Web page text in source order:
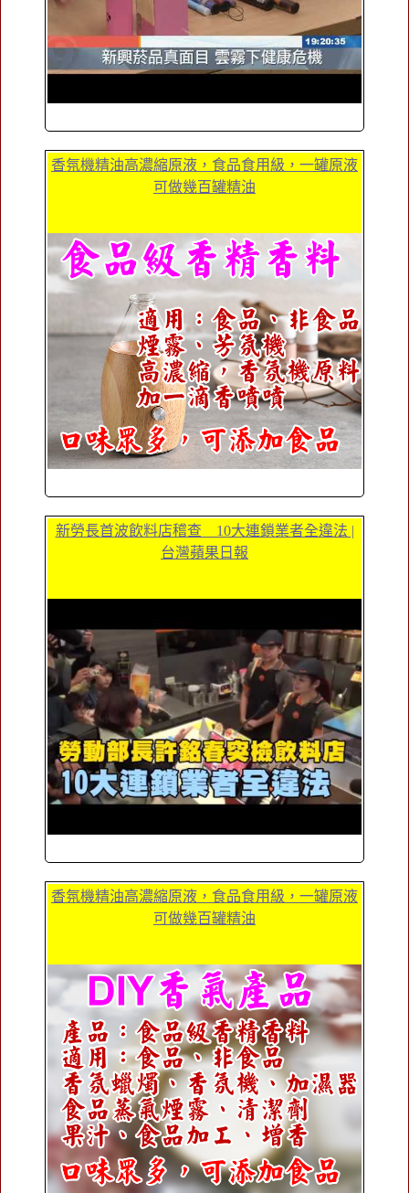
香氛機精油高濃縮原液，食品食用級，一罐原液
可做幾百罐精油
新勞長首波飲料店稽查 10大連鎖業者全違法 |
台灣蘋果日報
香氛機精油高濃縮原液，食品食用級，一罐原液
可做幾百罐精油